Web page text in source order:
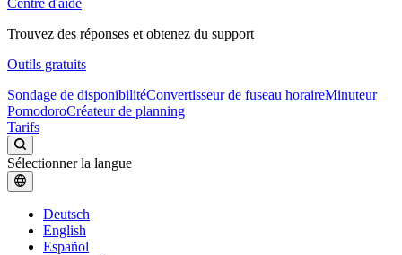
Centre d'aide
Trouvez des réponses et obtenez du support
Outils gratuits
Sondage de disponibilitéConvertisseur de fuseau horaireMinuteur
PomodoroCréateur de planning
Tarifs
Sélectionner la langue
Deutsch
English
Español